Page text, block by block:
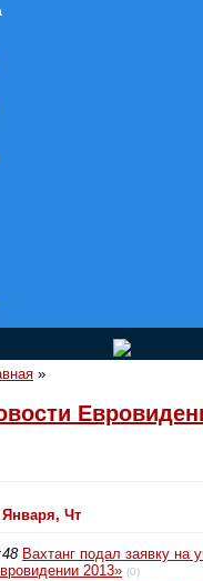
»
Января, Чт
Вахтанг подал заявку на
2013» (0)